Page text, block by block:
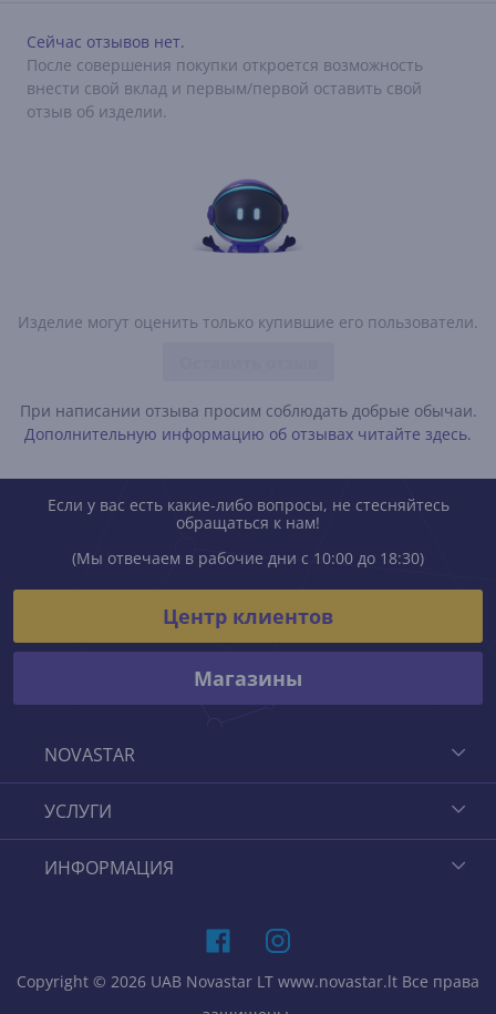
Изделие могут оценить только купившие его пользователи.
При написании отзыва просим соблюдать добрые обычаи.
Дополнительную информацию об отзывах читайте здесь.
Сейчас отзывов нет.
После совершения покупки откроется возможность
внести свой вклад и первым/первой оставить свой
отзыв об изделии.
NOVASTAR
УСЛУГИ
ИНФОРМАЦИЯ
Если у вас есть какие-либо вопросы, не стесняйтесь
обращаться к нам!
(Мы отвечаем в рабочие дни с 10:00 до 18:30)
Центр клиентов
Магазины
Copyright © 2026 UAB Novastar LT www.novastar.lt Все права